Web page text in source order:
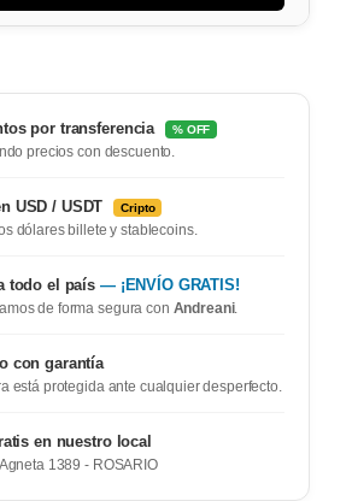
por transferencia % OFF
precios con descuento.
USD / USDT Cripto
dólares billete y stablecoins.
todo el país — ¡ENVÍO GRATIS!
de forma segura con Andreani.
con garantía
está protegida ante cualquier desperfecto.
en nuestro local
1389 - ROSARIO